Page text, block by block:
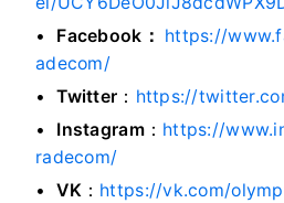
Facebook： https://
adecom/
Twitter ： https://
Instagram： https://
radecom/
VK： https://vk.com/